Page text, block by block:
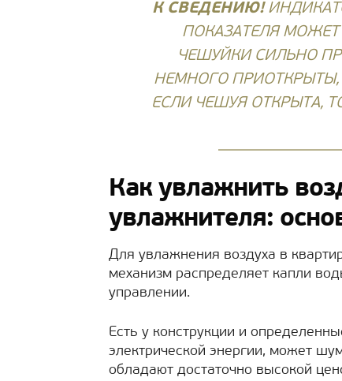
К СВЕДЕНИЮ!
ПОКАЗАТЕЛЯ
ЧЕШУЙКИ СИЛЬНО
НЕМНОГО
ЕСЛИ ЧЕШУЯ ОТКРЫТА,
Как увлажнить
увлажнителя:
Для увлажнения воздуха в
механизм распределяет капли
управлении.
Есть у конструкции и
электрической энергии, может
обладают достаточно высокой